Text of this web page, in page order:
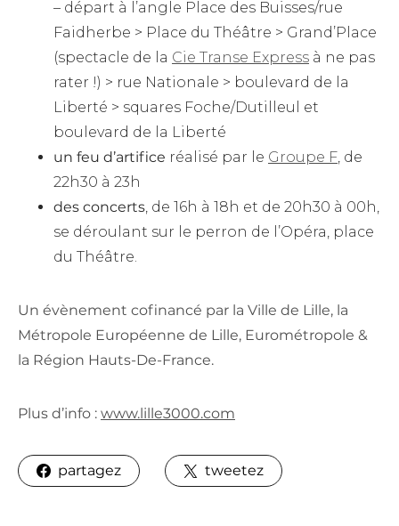
– départ à l’angle Place des Buisses/rue
Faidherbe > Place du Théâtre > Grand’Place
(spectacle de la Cie Transe Express à ne pas
rater !) > rue Nationale > boulevard de la
Liberté > squares Foche/Dutilleul et
boulevard de la Liberté
un feu d’artifice réalisé par le Groupe F, de
22h30 à 23h
des concerts, de 16h à 18h et de 20h30 à 00h,
se déroulant sur le perron de l’Opéra, place
du Théâtre.
Un évènement cofinancé par la Ville de Lille, la
Métropole Européenne de Lille, Eurométropole &
la Région Hauts-De-France.
Plus d’info : www.lille3000.com
partagez tweetez